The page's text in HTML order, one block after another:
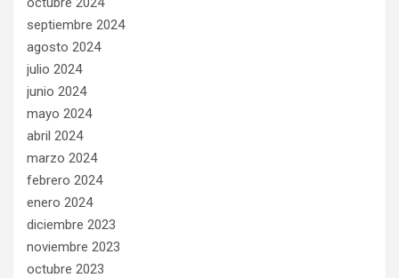
septiembre 2024
agosto 2024
julio 2024
junio 2024
mayo 2024
abril 2024
marzo 2024
febrero 2024
enero 2024
diciembre 2023
noviembre 2023
octubre 2023